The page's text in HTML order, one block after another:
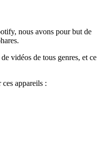
nous avons pour but de
vidéos de tous genres, et ce
appareils :